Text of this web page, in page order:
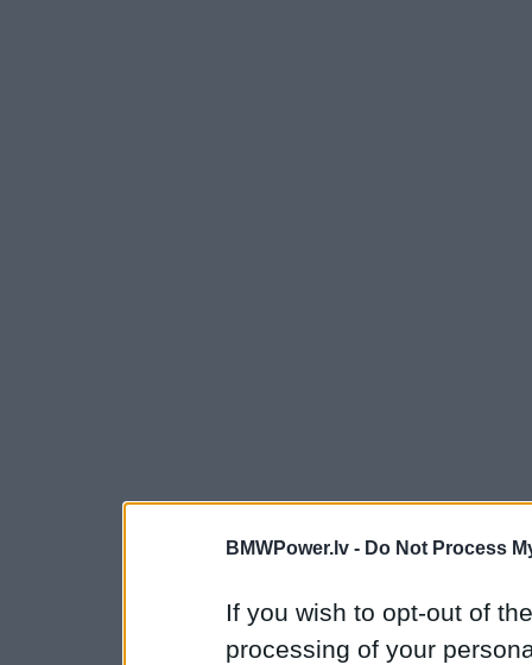
BMWPower.lv - Do Not Process
If you wish to opt-out of
processing of your